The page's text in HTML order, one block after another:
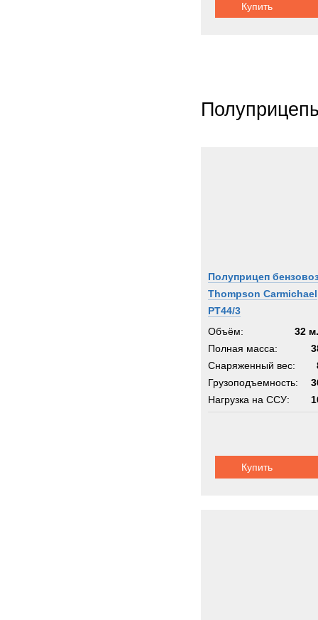
Купить
Полуприцеп
Thompson Carmichael
PT44/3
Объём:
32
Полная масса:
Снаряженный вес:
Грузоподъемность:
Нагрузка на ССУ:
Купить